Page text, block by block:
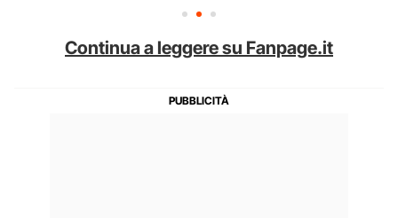
Continua a leggere su Fanpage.it